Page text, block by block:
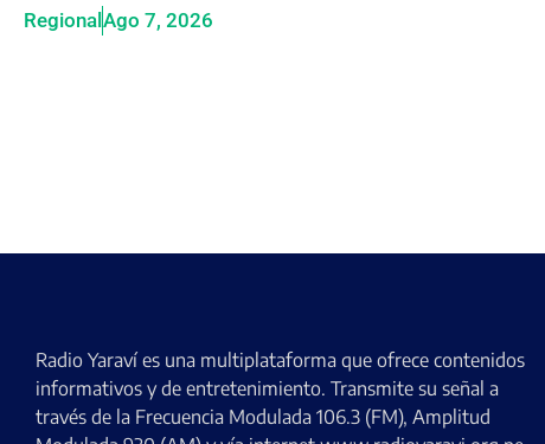
RegionalAgo 7, 2026
Radio Yaraví es una multiplataforma que ofrece contenidos
informativos y de entretenimiento. Transmite su señal a
través de la Frecuencia Modulada 106.3 (FM), Amplitud